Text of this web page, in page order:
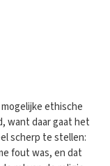
ethische
want daar gaat het
scherp te stellen:
fout was, en dat